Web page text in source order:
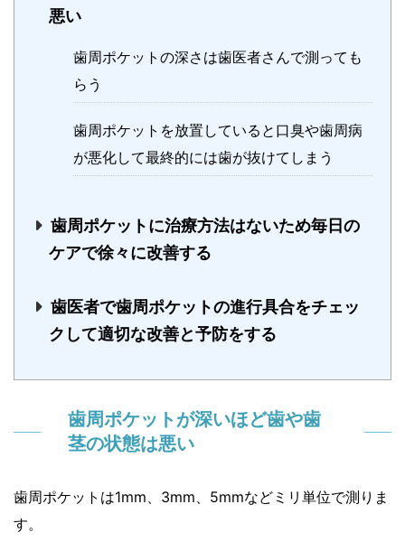
悪い
歯周ポケットの深さは歯医者さんで測っても
らう
歯周ポケットを放置していると口臭や歯周病
が悪化して最終的には歯が抜けてしまう
歯周ポケットに治療方法はないため毎日の
ケアで徐々に改善する
歯医者で歯周ポケットの進行具合をチェッ
クして適切な改善と予防をする
歯周ポケットが深いほど歯や歯
茎の状態は悪い
歯周ポケットは1mm、3mm、5mmなどミリ単位で測りま
す。